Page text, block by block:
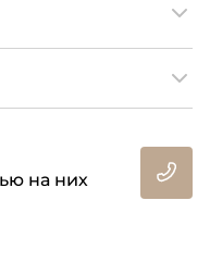
на них